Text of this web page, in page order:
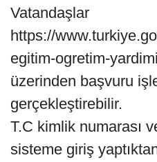
Vatandaşlar
https://
egitim-ogretim-
üzerinden başvuru
gerçekleştirebilir.
T.C kimlik numarası
sisteme giriş